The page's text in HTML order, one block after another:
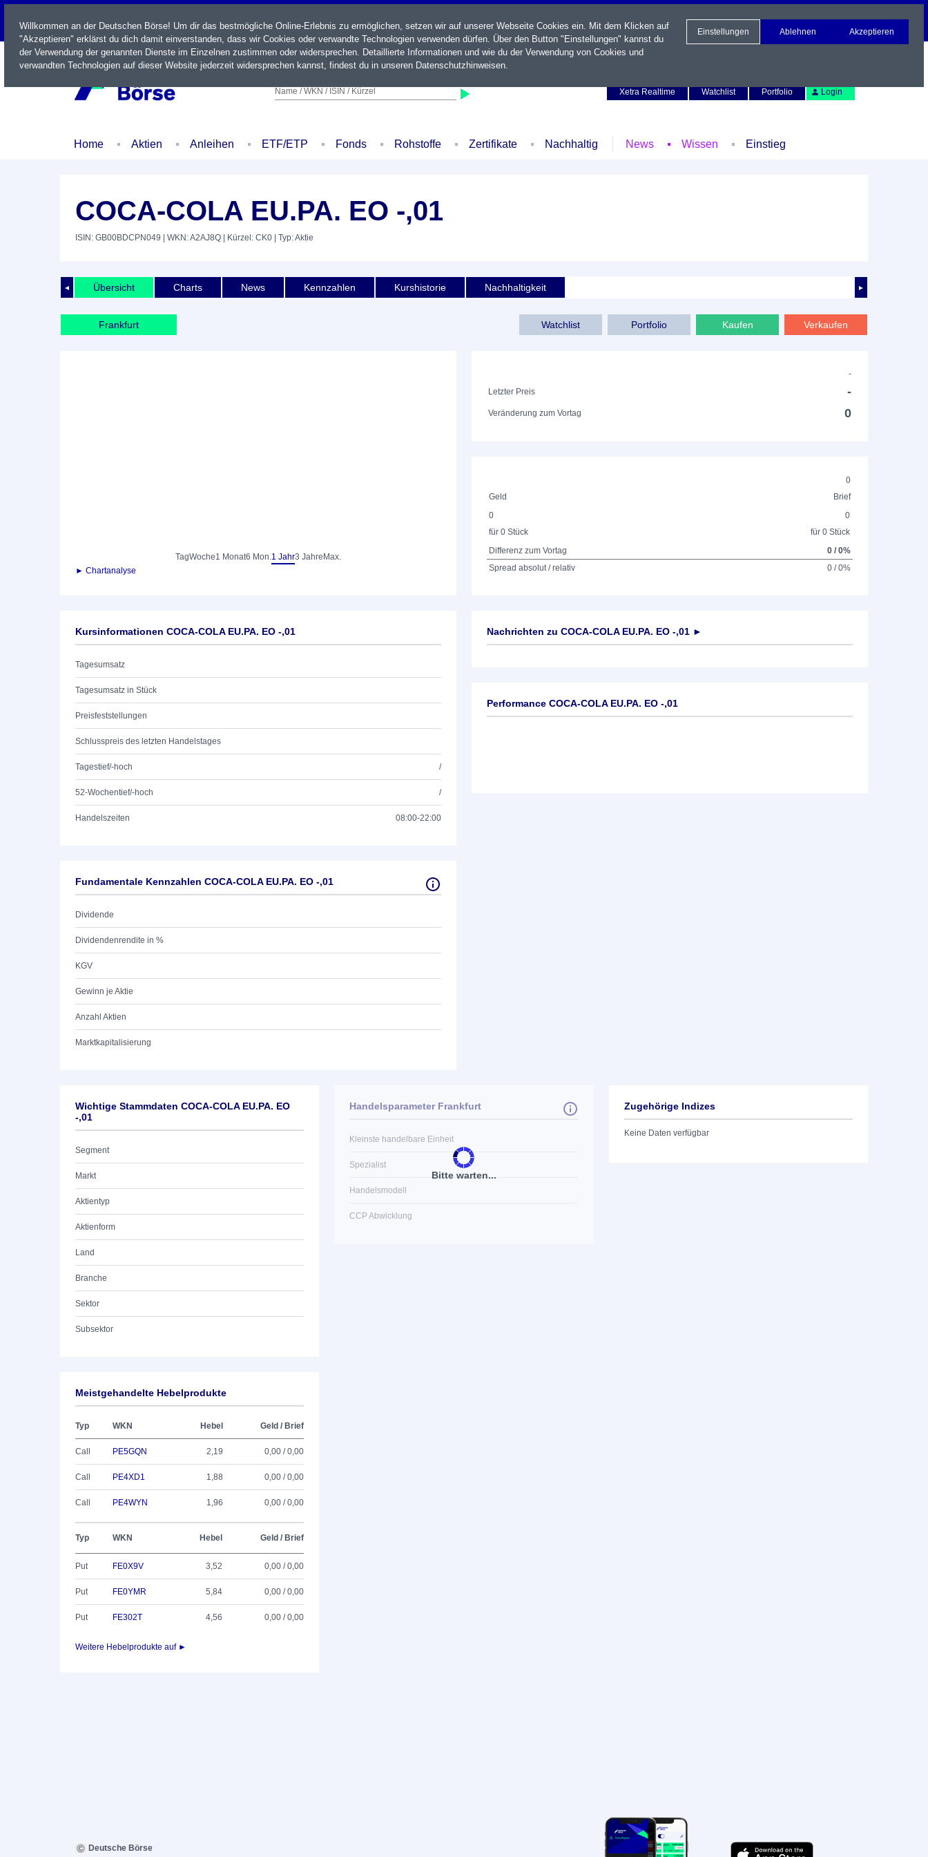
LIVE
Name / WKN / ISIN / Kürzel
Xetra Realtime
Watchlist Portfolio Login
Home Aktien Anleihen ETF/ETP Fonds Rohstoffe Zertifikate Nachhaltig News Wissen Einstieg
COCA-COLA EU.PA. EO -,01
ISIN: GB00BDCPN049 | WKN: A2AJ8Q | Kürzel: CK0 | Typ: Aktie
◄ ►
Übersicht Charts News Kennzahlen Kurshistorie Nachhaltigkeit
Frankfurt Watchlist Portfolio Kaufen Verkaufen
TagWoche1 Monat6 Mon.1 Jahr3 Jahre Max.
► Chartanalyse
-
Letzter Preis
-
Veränderung zum Vortag 0
0
Geld
Brief
0
für 0 Stück
0
für 0 Stück
Differenz zum Vortag
0 / 0%
Spread absolut / relativ
0 / 0%
Kursinformationen COCA-COLA EU.PA. EO -,01
Tagesumsatz
Tagesumsatz in Stück
Preisfeststellungen
Schlusspreis des letzten Handelstages
Tagestief/-hoch /
52-Wochentief/-hoch /
Handelszeiten 08:00-22:00
Fundamentale Kennzahlen COCA-COLA EU.PA. EO -,01
Dividende
Dividendenrendite in %
KGV
Gewinn je Aktie
Anzahl Aktien
Marktkapitalisierung
Nachrichten zu COCA-COLA EU.PA. EO -,01 ►
Performance COCA-COLA EU.PA. EO -,01
Wichtige Stammdaten COCA-COLA EU.PA. EO
-,01
Segment
Markt
Aktientyp
Aktienform
Land
Branche
Sektor
Subsektor
Bitte warten...
Handelsparameter Frankfurt
Kleinste handelbare Einheit
Spezialist
Handelsmodell
CCP Abwicklung
Zugehörige Indizes
Keine Daten verfügbar
Meistgehandelte Hebelprodukte
Typ WKN Hebel Geld / Brief
Call PE5GQN 2,19 0,00 / 0,00
Call PE4XD1 1,88 0,00 / 0,00
Call PE4WYN 1,96 0,00 / 0,00
Typ WKN Hebel Geld / Brief
Put FE0X9V 3,52 0,00 / 0,00
Put FE0YMR 5,84 0,00 / 0,00
Put FE302T 4,56 0,00 / 0,00
Weitere Hebelprodukte auf ►
Willkommen an der Deutschen Börse! Um dir das bestmögliche Online-Erlebnis zu ermöglichen, setzen wir auf unserer Webseite Cookies ein. Mit dem Klicken auf
"Akzeptieren" erklärst du dich damit einverstanden, dass wir Cookies oder verwandte Technologien verwenden dürfen. Über den Button "Einstellungen" kannst du
der Verwendung der genannten Dienste im Einzelnen zustimmen oder widersprechen. Detaillierte Informationen und wie du der Verwendung von Cookies und
verwandten Technologien auf dieser Website jederzeit widersprechen kannst, findest du in unseren Datenschutzhinweisen.
Einstellungen Ablehnen Akzeptieren
Deutsche Börse